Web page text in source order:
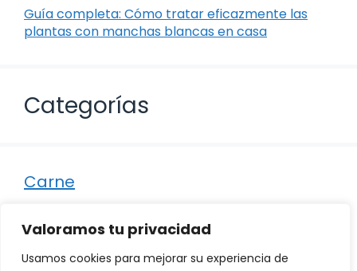
Valoramos tu privacidad
Usamos cookies para mejorar su experiencia de
Guía completa: Cómo tratar eficazmente las
plantas con manchas blancas en casa
Categorías
Carne